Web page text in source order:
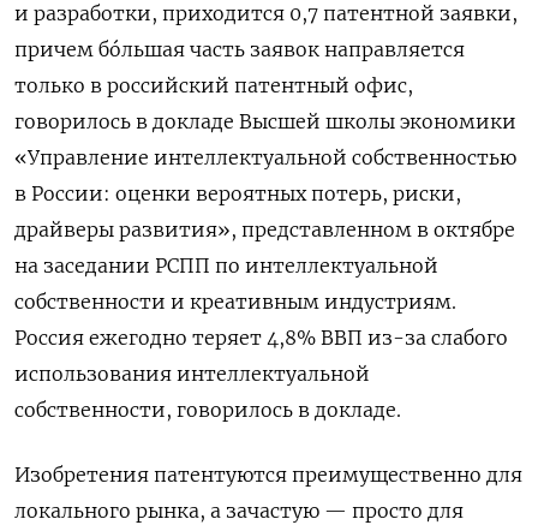
и разработки, приходится 0,7 патентной заявки,
причем бóльшая часть заявок направляется
только в российский патентный офис,
говорилось в докладе Высшей школы экономики
«Управление интеллектуальной собственностью
в России: оценки вероятных потерь, риски,
драйверы развития», представленном в октябре
на заседании РСПП по интеллектуальной
собственности и креативным индустриям.
Россия ежегодно теряет 4,8% ВВП из-за слабого
использования интеллектуальной
собственности, говорилось в докладе.
Изобретения патентуются преимущественно для
локального рынка, а зачастую — просто для